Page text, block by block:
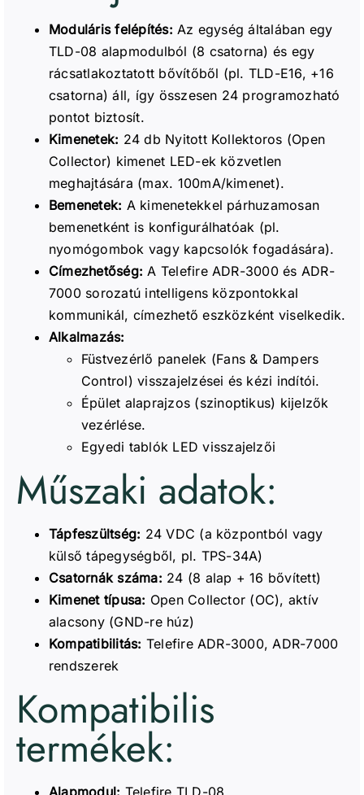
Moduláris felépítés: Az egység általában egy
TLD-08 alapmodulból (8 csatorna) és egy
rácsatlakoztatott bővítőből (pl. TLD-E16, +16
csatorna) áll, így összesen 24 programozható
pontot biztosít.
Kimenetek: 24 db Nyitott Kollektoros (Open
Collector) kimenet LED-ek közvetlen
meghajtására (max. 100mA/kimenet).
Bemenetek: A kimenetekkel párhuzamosan
bemenetként is konfigurálhatóak (pl.
nyomógombok vagy kapcsolók fogadására).
Címezhetőség: A Telefire ADR-3000 és ADR-
7000 sorozatú intelligens központokkal
kommunikál, címezhető eszközként viselkedik.
Alkalmazás:
Füstvezérlő panelek (Fans & Dampers
Control) visszajelzései és kézi indítói.
Épület alaprajzos (szinoptikus) kijelzők
vezérlése.
Egyedi tablók LED visszajelzői
Műszaki adatok:
Tápfeszültség: 24 VDC (a központból vagy
külső tápegységből, pl. TPS-34A)
Csatornák száma: 24 (8 alap + 16 bővített)
Kimenet típusa: Open Collector (OC), aktív
alacsony (GND-re húz)
Kompatibilitás: Telefire ADR-3000, ADR-7000
rendszerek
Kompatibilis
termékek:
Alapmodul: Telefire TLD-08